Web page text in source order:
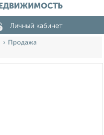
Личный кабинет
Продажа